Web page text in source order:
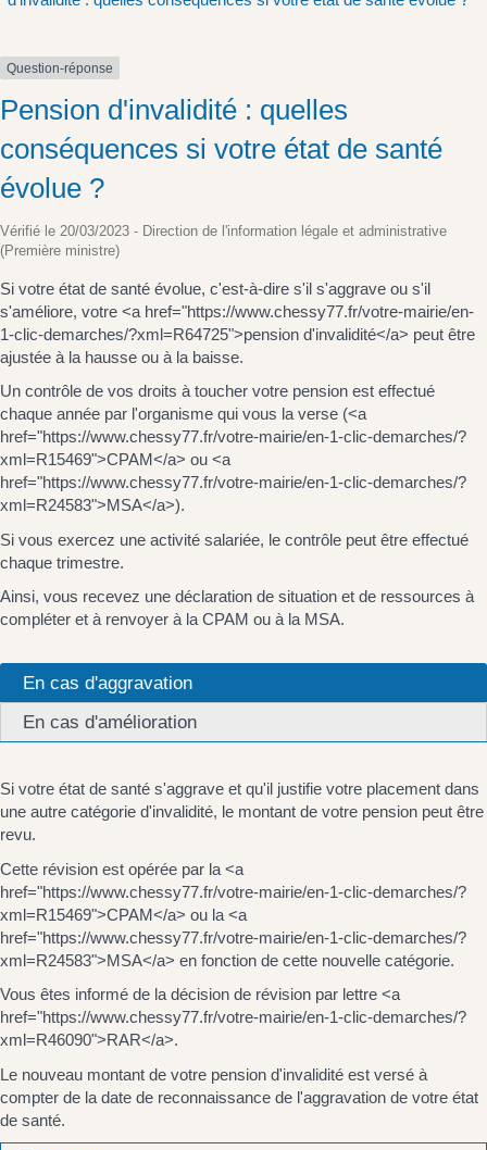
Question-réponse
Pension d'invalidité : quelles
conséquences si votre état de santé
évolue ?
Vérifié le 20/03/2023 - Direction de l'information légale et administrative
(Première ministre)
Si votre état de santé évolue, c'est-à-dire s'il s'aggrave ou s'il
s'améliore, votre <a href="https://www.chessy77.fr/votre-mairie/en-
1-clic-demarches/?xml=R64725">pension d'invalidité</a> peut être
ajustée à la hausse ou à la baisse.
Un contrôle de vos droits à toucher votre pension est effectué
chaque année par l'organisme qui vous la verse (<a
href="https://www.chessy77.fr/votre-mairie/en-1-clic-demarches/?
xml=R15469">CPAM</a> ou <a
href="https://www.chessy77.fr/votre-mairie/en-1-clic-demarches/?
xml=R24583">MSA</a>).
Si vous exercez une activité salariée, le contrôle peut être effectué
chaque trimestre.
Ainsi, vous recevez une déclaration de situation et de ressources à
compléter et à renvoyer à la CPAM ou à la MSA.
En cas d'aggravation
En cas d'amélioration
Si votre état de santé s'aggrave et qu'il justifie votre placement dans
une autre catégorie d'invalidité, le montant de votre pension peut être
revu.
Cette révision est opérée par la <a
href="https://www.chessy77.fr/votre-mairie/en-1-clic-demarches/?
xml=R15469">CPAM</a> ou la <a
href="https://www.chessy77.fr/votre-mairie/en-1-clic-demarches/?
xml=R24583">MSA</a> en fonction de cette nouvelle catégorie.
Vous êtes informé de la décision de révision par lettre <a
href="https://www.chessy77.fr/votre-mairie/en-1-clic-demarches/?
xml=R46090">RAR</a>.
Le nouveau montant de votre pension d'invalidité est versé à
compter de la date de reconnaissance de l'aggravation de votre état
de santé.